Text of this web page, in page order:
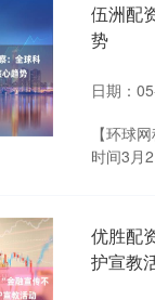
伍洲配
势
日期：
【环球
时间3月
优胜配
护宣教